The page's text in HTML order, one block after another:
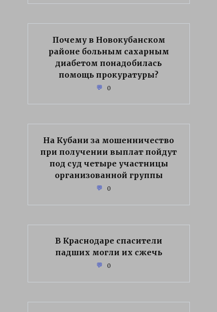
Почему в Новокубанском
районе больным сахарным
диабетом понадобилась
помощь прокуратуры?
0
На Кубани за мошенничество
при получении выплат пойдут
под суд четыре участницы
организованной группы
0
В Краснодаре спасители
падших могли их сжечь
0